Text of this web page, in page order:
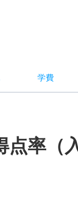
学費
点率（